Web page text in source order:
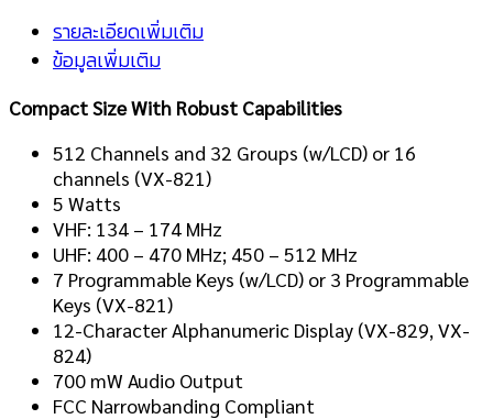
รายละเอียดเพิ่มเติม
ข้อมูลเพิ่มเติม
Compact Size With Robust Capabilities
512 Channels and 32 Groups (w/LCD) or 16
channels (VX-821)
5 Watts
VHF: 134 – 174 MHz
UHF: 400 – 470 MHz; 450 – 512 MHz
7 Programmable Keys (w/LCD) or 3 Programmable
Keys (VX-821)
12-Character Alphanumeric Display (VX-829, VX-
824)
700 mW Audio Output
FCC Narrowbanding Compliant